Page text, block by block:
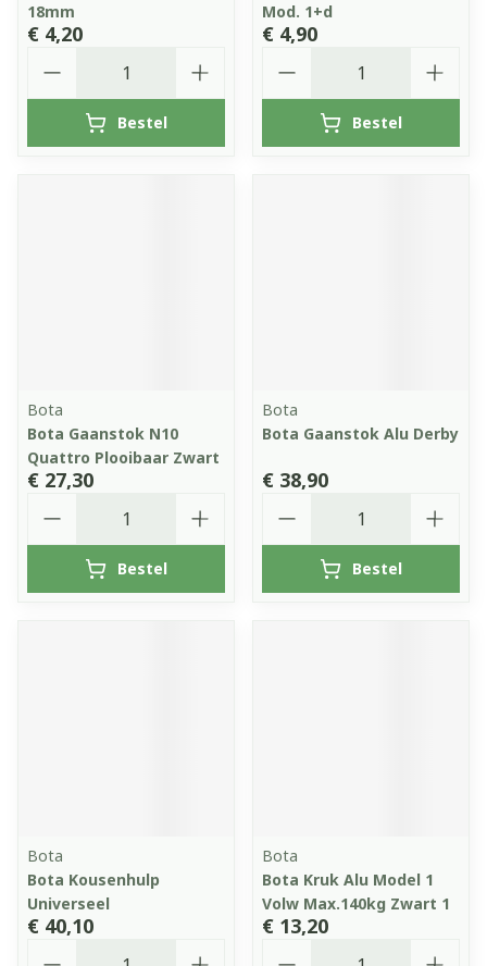
18mm
€ 4,20
Bestel
Mod. 1+d
€ 4,90
Bestel
Bota
Bota Gaanstok N10
Quattro Plooibaar Zwart
€ 27,30
Bestel
Bota
Bota Gaanstok Alu Derby
€ 38,90
Bestel
Bota
Bota Kousenhulp
Universeel
€ 40,10
Bota
Bota Kruk Alu Model 1
Volw Max.140kg Zwart 1
€ 13,20